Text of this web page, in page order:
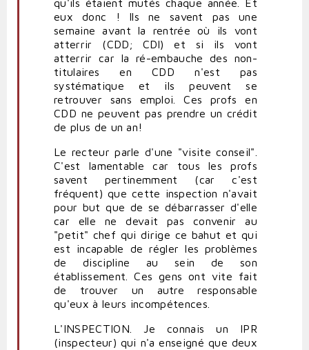
qu'ils étaient mutés chaque année. Et
eux donc ! Ils ne savent pas une
semaine avant la rentrée où ils vont
atterrir (CDD; CDI) et si ils vont
atterrir car la ré-embauche des non-
titulaires en CDD n'est pas
systématique et ils peuvent se
retrouver sans emploi. Ces profs en
CDD ne peuvent pas prendre un crédit
de plus de un an!
Le recteur parle d'une "visite conseil".
C'est lamentable car tous les profs
savent pertinemment (car c'est
fréquent) que cette inspection n'avait
pour but que de se débarrasser d'elle
car elle ne devait pas convenir au
"petit" chef qui dirige ce bahut et qui
est incapable de régler les problèmes
de discipline au sein de son
établissement. Ces gens ont vite fait
de trouver un autre responsable
qu'eux à leurs incompétences.
L'INSPECTION. Je connais un IPR
(inspecteur) qui n'a enseigné que deux